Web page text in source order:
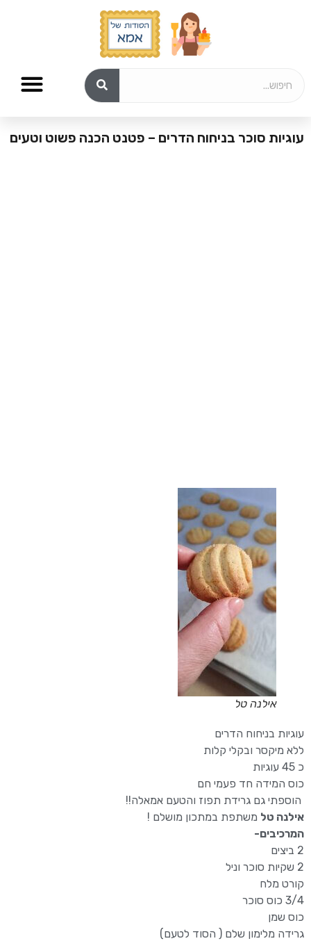
עוגיות סוכר בניחוח הדרים – פטנט הכנה פשוט וטעים
אילנה טל
עוגיות בניחוח הדרים
ללא מיקסר ובקלי קלות
כ 45 עוגיות
כוס המידה חד פעמי חם
הוספתי גם גרידת תפוז והטעם אמאלה!!
אילנה טל משתפת במתכון מושלם !
המרכיבים-
2 ביצים
2 שקיות סוכר וניל
קורט מלח
3/4 כוס סוכר
כוס שמן
גרידה מלימון שלם ( הסוד לטעם)